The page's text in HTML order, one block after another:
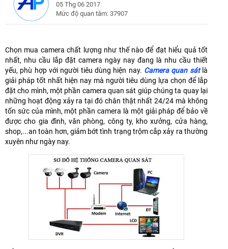
05 Thg 06 2017
Mức độ quan tâm: 37907
Chọn mua camera chất lượng như thế nào để đạt hiểu quả tốt
nhất, nhu cầu lắp đặt camera ngày nay đang là nhu cầu thiết
yếu, phù hợp với người tiêu dùng hiện nay. Camera quan sátlà
giải pháp tốt nhất hiện nay mà người tiêu dùng lựa chọn để lắp
đặt cho mình, một phần camera quan sát giúp chúng ta quay lại
những hoạt động xảy ra tại đó chân thật nhất 24/24 mà không
tốn sức của mình, một phần camera là một giải pháp để bảo về
được cho gia đình, văn phòng, công ty, kho xưởng, cửa hàng,
shop,...an toàn hơn, giảm bớt tình trạng trộm cắp xảy ra thường
xuyên như ngày nay.